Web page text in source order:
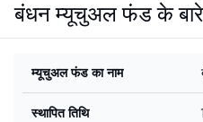
बंधन म्यूचुअल फंड के बारे
म्यूचुअल फंड का नाम
स्थापित तिथि